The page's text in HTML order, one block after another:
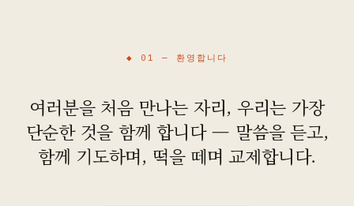
◆ 01 — 환영합니다
여러분을 처음 만나는 자리, 우리는 가장
단순한 것을 함께 합니다 — 말씀을 듣고,
함께 기도하며, 떡을 떼며 교제합니다.